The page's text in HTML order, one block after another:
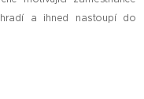
a ihned nastoupí do